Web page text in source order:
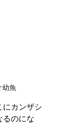
幼魚
にカンザシ
るのにな